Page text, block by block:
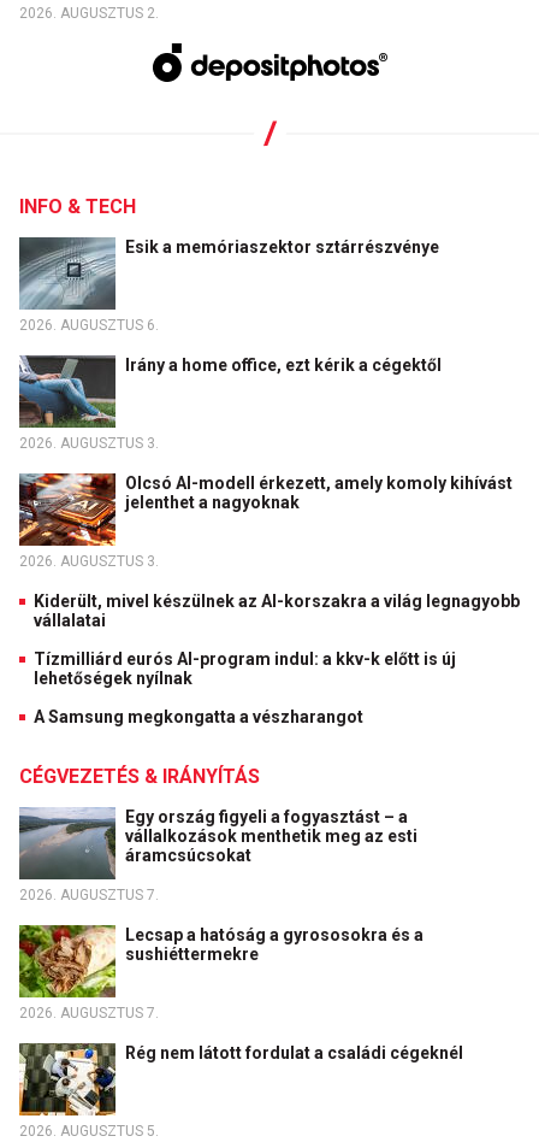
2026. AUGUSZTUS 2.
INFO & TECH
Esik a memóriaszektor sztárrészvénye
2026. AUGUSZTUS 6.
Irány a home office, ezt kérik a cégektől
2026. AUGUSZTUS 3.
Olcsó AI-modell érkezett, amely komoly kihívást
jelenthet a nagyoknak
2026. AUGUSZTUS 3.
Kiderült, mivel készülnek az AI-korszakra a világ legnagyobb
vállalatai
Tízmilliárd eurós AI-program indul: a kkv-k előtt is új
lehetőségek nyílnak
A Samsung megkongatta a vészharangot
CÉGVEZETÉS & IRÁNYÍTÁS
Egy ország figyeli a fogyasztást – a
vállalkozások menthetik meg az esti
áramcsúcsokat
2026. AUGUSZTUS 7.
Lecsap a hatóság a gyrososokra és a
sushiéttermekre
2026. AUGUSZTUS 7.
Rég nem látott fordulat a családi cégeknél
2026. AUGUSZTUS 5.